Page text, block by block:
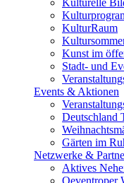
Kulturelle
KulturRaum
Kunst im
Stadt- und
Events & Aktionen
Deutschland
Gärten im
Netzwerke &
Aktives
Oeventroper